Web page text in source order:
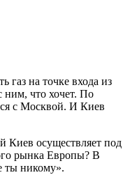
газ на точке входа из
ним, что хочет. По
с Москвой. И Киев
Киев осуществляет под
рынка Европы? В
ты никому».